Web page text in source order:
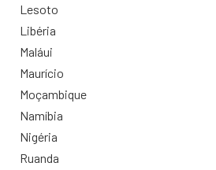
Lesoto
Libéria
Maláui
Maurício
Moçambique
Namíbia
Nigéria
Ruanda